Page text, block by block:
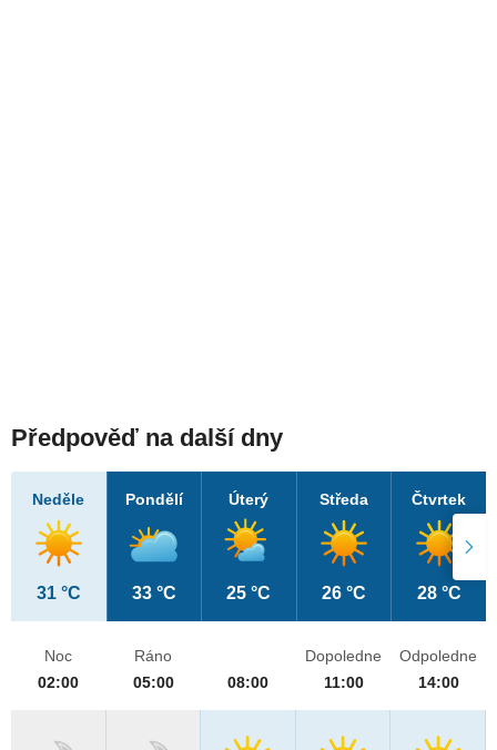
Předpověď na další dny
Neděle
31 °C
Pondělí
33 °C
Úterý
25 °C
Středa
26 °C
Čtvrtek
28 °C
Noc
02:00
Ráno
05:00
08:00
Dopoledne
11:00
Odpoledne
14:00